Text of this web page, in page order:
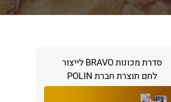
סדרת מכונות BRAVO לייצור
לחם תוצרת חברת POLIN